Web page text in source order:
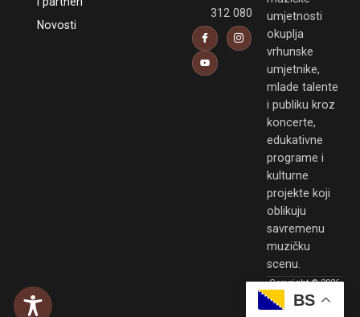
umjetnosti
okuplja
vrhunske
umjetnike,
mlade talente
i publiku kroz
koncerte,
edukativne
programe i
kulturne
projekte koji
oblikuju
savremenu
muzičku
scenu.
Copyright © 2026
MAF. Powered by
Peglica Agency
Novosti
312 080
BS